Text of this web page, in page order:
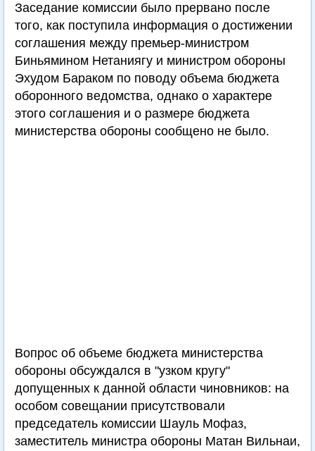
Заседание комиссии было прервано после
того, как поступила информация о достижении
соглашения между премьер-министром
Биньямином Нетаниягу и министром обороны
Эхудом Бараком по поводу объема бюджета
оборонного ведомства, однако о характере
этого соглашения и о размере бюджета
министерства обороны сообщено не было.
Вопрос об объеме бюджета министерства
обороны обсуждался в "узком кругу"
допущенных к данной области чиновников: на
особом совещании присутствовали
председатель комиссии Шауль Мофаз,
заместитель министра обороны Матан Вильнаи,